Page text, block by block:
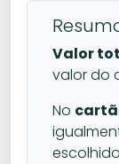
Valor
valor do
No